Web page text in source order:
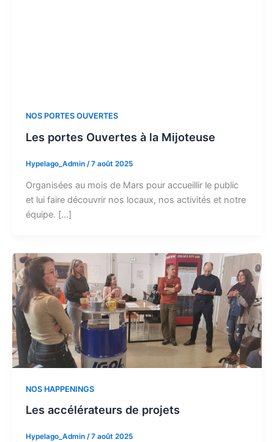
NOS PORTES OUVERTES
Les portes Ouvertes à la Mijoteuse
Hypelago_Admin /7 août 2025
Organisées au mois de Mars pour accueillir le public
et lui faire découvrir nos locaux, nos activités et notre
équipe. […]
NOS HAPPENINGS
Les accélérateurs de projets
Hypelago_Admin /7 août 2025